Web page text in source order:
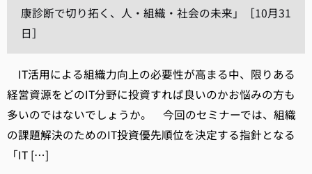
康診断で切り拓く、人・組織・社会の未来」［10月31
日］
IT活用による組織力向上の必要性が高まる中、限りある
経営資源をどのIT分野に投資すれば良いのかお悩みの方も
多いのではないでしょうか。 今回のセミナーでは、組織
の課題解決のためのIT投資優先順位を決定する指針となる
「IT […]